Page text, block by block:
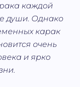
каждой
души. Однако
карак
очень
и ярко